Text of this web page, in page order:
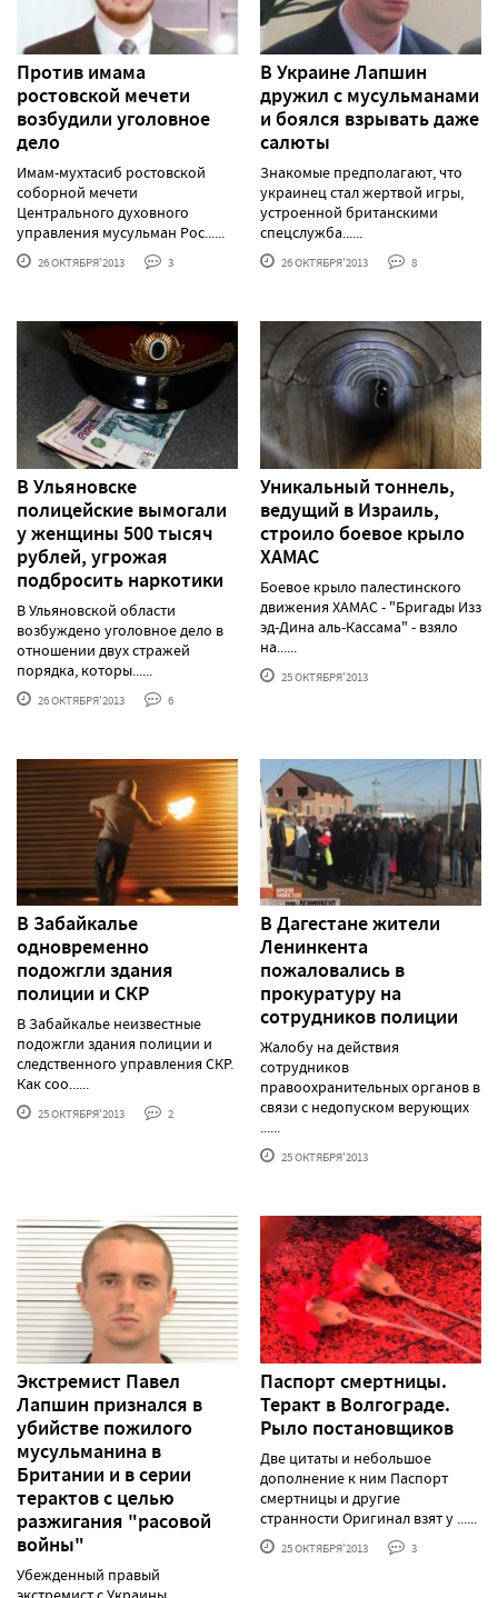
Против имама
ростовской мечети
возбудили уголовное
дело
Имам-мухтасиб ростовской
соборной мечети
Центрального духовного
управления мусульман Рос......
26 ОКТЯБРЯ'2013 3
В Украине Лапшин
дружил с мусульманами
и боялся взрывать даже
салюты
Знакомые предполагают, что
украинец стал жертвой игры,
устроенной британскими
спецслужба......
26 ОКТЯБРЯ'2013 8
В Ульяновске
полицейские вымогали
у женщины 500 тысяч
рублей, угрожая
подбросить наркотики
В Ульяновской области
возбуждено уголовное дело в
отношении двух стражей
порядка, которы......
26 ОКТЯБРЯ'2013 6
Уникальный тоннель,
ведущий в Израиль,
строило боевое крыло
ХАМАС
Боевое крыло палестинского
движения ХАМАС - "Бригады Изз
эд-Дина аль-Кассама" - взяло
на......
25 ОКТЯБРЯ'2013
В Забайкалье
одновременно
подожгли здания
полиции и СКР
В Забайкалье неизвестные
подожгли здания полиции и
следственного управления СКР.
Как соо......
25 ОКТЯБРЯ'2013 2
В Дагестане жители
Ленинкента
пожаловались в
прокуратуру на
сотрудников полиции
Жалобу на действия
сотрудников
правоохранительных органов в
связи с недопуском верующих
......
25 ОКТЯБРЯ'2013
Экстремист Павел
Лапшин признался в
убийстве пожилого
мусульманина в
Британии и в серии
терактов с целью
разжигания "расовой
войны"
Убежденный правый
Паспорт смертницы.
Теракт в Волгограде.
Рыло постановщиков
Две цитаты и небольшое
дополнение к ним Паспорт
смертницы и другие
странности Оригинал взят у ......
25 ОКТЯБРЯ'2013 3